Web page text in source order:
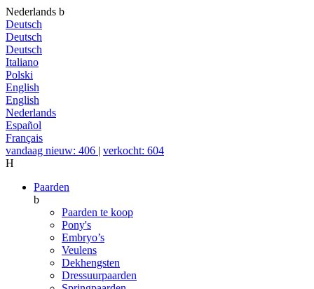
Nederlands b
Deutsch
Deutsch
Deutsch
Italiano
Polski
English
English
Nederlands
Español
Français
vandaag nieuw: 406 | verkocht: 604
H
Paarden
b
Paarden te koop
Pony's
Embryo’s
Veulens
Dekhengsten
Dressuurpaarden